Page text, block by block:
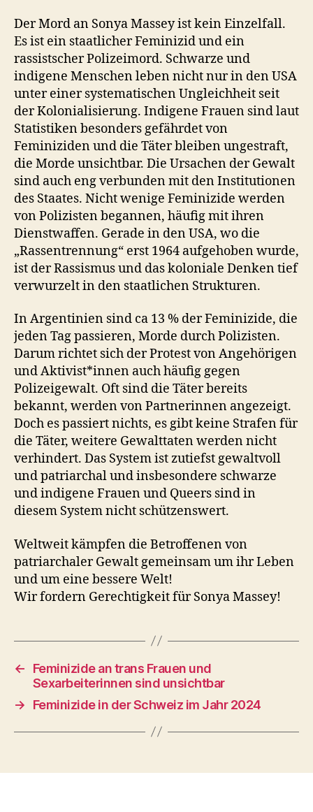
Der Mord an Sonya Massey ist kein Einzelfall.
Es ist ein staatlicher Feminizid und ein
rassistscher Polizeimord. Schwarze und
indigene Menschen leben nicht nur in den USA
unter einer systematischen Ungleichheit seit
der Kolonialisierung. Indigene Frauen sind laut
Statistiken besonders gefährdet von
Feminiziden und die Täter bleiben ungestraft,
die Morde unsichtbar. Die Ursachen der Gewalt
sind auch eng verbunden mit den Institutionen
des Staates. Nicht wenige Feminizide werden
von Polizisten begannen, häufig mit ihren
Dienstwaffen. Gerade in den USA, wo die
„Rassentrennung“ erst 1964 aufgehoben wurde,
ist der Rassismus und das koloniale Denken tief
verwurzelt in den staatlichen Strukturen.
In Argentinien sind ca 13 % der Feminizide, die
jeden Tag passieren, Morde durch Polizisten.
Darum richtet sich der Protest von Angehörigen
und Aktivist*innen auch häufig gegen
Polizeigewalt. Oft sind die Täter bereits
bekannt, werden von Partnerinnen angezeigt.
Doch es passiert nichts, es gibt keine Strafen für
die Täter, weitere Gewalttaten werden nicht
verhindert. Das System ist zutiefst gewaltvoll
und patriarchal und insbesondere schwarze
und indigene Frauen und Queers sind in
diesem System nicht schützenswert.
Weltweit kämpfen die Betroffenen von
patriarchaler Gewalt gemeinsam um ihr Leben
und um eine bessere Welt!
Wir fordern Gerechtigkeit für Sonya Massey!
←
Feminizide an trans Frauen und
Sexarbeiterinnen sind unsichtbar
→
Feminizide in der Schweiz im Jahr 2024